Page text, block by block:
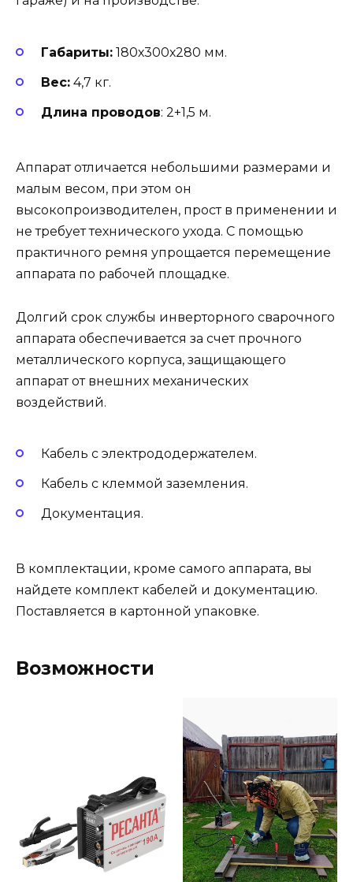
Габариты: 180х300х280 мм.
Вес: 4,7 кг.
Длина проводов: 2+1,5 м.
Аппарат отличается небольшими размерами и
малым весом, при этом он
высокопроизводителен, прост в применении и
не требует технического ухода. С помощью
практичного ремня упрощается перемещение
аппарата по рабочей площадке.
Долгий срок службы инверторного сварочного
аппарата обеспечивается за счет прочного
металлического корпуса, защищающего
аппарат от внешних механических
воздействий.
Кабель с электрододержателем.
Кабель с клеммой заземления.
Документация.
В комплектации, кроме самого аппарата, вы
найдете комплект кабелей и документацию.
Поставляется в картонной упаковке.
Возможности